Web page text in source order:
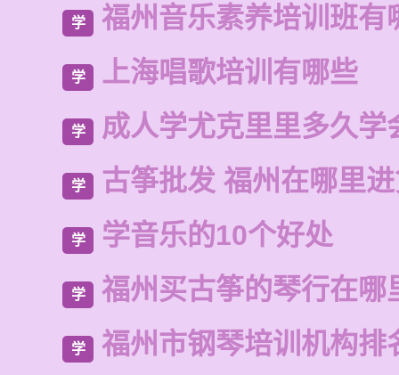
学 福州音乐素养培训班有
学 上海唱歌培训有哪些
学 成人学尤克里里多久学
学 古筝批发 福州在哪里
学 学音乐的10个好处
学 福州买古筝的琴行在哪
学 福州市钢琴培训机构排